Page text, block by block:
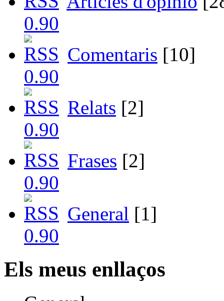
Comentaris [10]
Relats [2]
Frases [2]
General [1]
Els meus enllaços